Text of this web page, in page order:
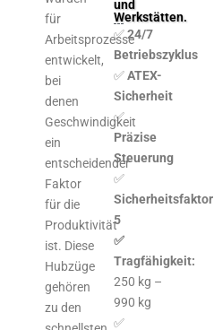
für
Arbeitsprozesse
entwickelt,
bei
denen
Geschwindigkeit
ein
entscheidender
Faktor
für die
Produktivität
ist. Diese
Hubzüge
gehören
zu den
und
Werkstätten.
✅24/7
Betriebszyklus
✅ATEX-
Sicherheit
✅
Präzise
Steuerung
✅
Sicherheitsfaktor
5
✅
Tragfähigkeit:
250 kg –
990 kg
✅